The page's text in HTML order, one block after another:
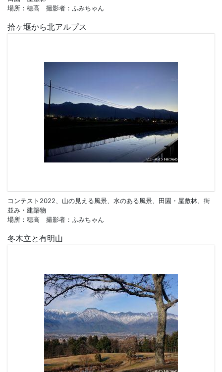
場所：穂高 撮影者：ふみちゃん
拾ヶ堰から北アルプス
コンテスト2022、山の見える風景、水のある風景、田園・屋敷林、街
並み・建築物
場所：穂高 撮影者：ふみちゃん
冬木立と有明山